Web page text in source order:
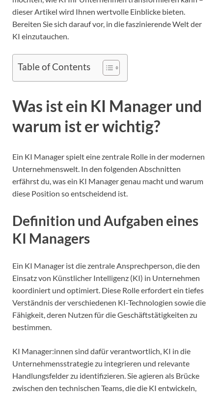
dieser Artikel wird Ihnen wertvolle Einblicke bieten.
Bereiten Sie sich darauf vor, in die faszinierende Welt der
KI einzutauchen.
Table of Contents
Was ist ein KI Manager und
warum ist er wichtig?
Ein KI Manager spielt eine zentrale Rolle in der modernen
Unternehmenswelt. In den folgenden Abschnitten
erfährst du, was ein KI Manager genau macht und warum
diese Position so entscheidend ist.
Definition und Aufgaben eines
KI Managers
Ein KI Manager ist die zentrale Ansprechperson, die den
Einsatz von Künstlicher Intelligenz (KI) in Unternehmen
koordiniert und optimiert. Diese Rolle erfordert ein tiefes
Verständnis der verschiedenen KI-Technologien sowie die
Fähigkeit, deren Nutzen für die Geschäftstätigkeiten zu
bestimmen.
KI Manager:innen sind dafür verantwortlich, KI in die
Unternehmensstrategie zu integrieren und relevante
Handlungsfelder zu identifizieren. Sie agieren als Brücke
zwischen den technischen Teams, die die KI entwickeln,